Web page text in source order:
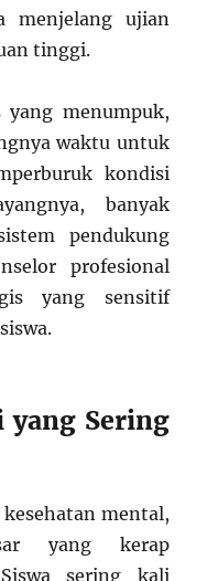
menjelang ujian
tinggi.
yang menumpuk,
waktu untuk
kondisi
banyak
pendukung
profesional
yang sensitif
yang Sering
mental,
yang kerap
sering kali